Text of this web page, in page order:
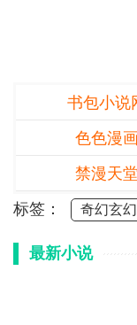
书包小说
色色漫
禁漫天堂
标签：
奇幻玄幻
最新小说